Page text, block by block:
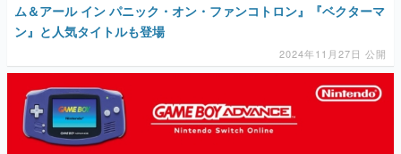
ム＆アール イン パニック・オン・ファンコトロン』『ベクターマ
ン』と人気タイトルも登場
2024年11月27日 公開